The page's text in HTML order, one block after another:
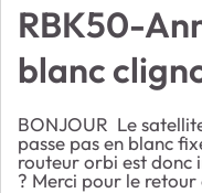
RBK50-
blanc
BONJOUR Le
passe pas en blanc
routeur orbi est donc
? Merci pour le